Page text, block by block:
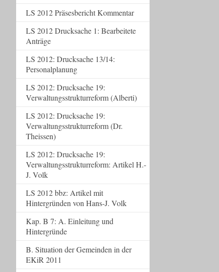
LS 2012 Präsesbericht Kommentar
LS 2012 Drucksache 1: Bearbeitete
Anträge
LS 2012: Drucksache 13/14:
Personalplanung
LS 2012: Drucksache 19:
Verwaltungsstrukturreform (Alberti)
LS 2012: Drucksache 19:
Verwaltungsstrukturreform (Dr.
Theissen)
LS 2012: Drucksache 19:
Verwaltungsstrukturreform: Artikel H.-
J. Volk
LS 2012 bbz: Artikel mit
Hintergründen von Hans-J. Volk
Kap. B 7: A. Einleitung und
Hintergründe
B. Situation der Gemeinden in der
EKiR 2011